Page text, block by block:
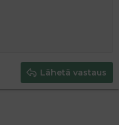
Lähetä vastaus